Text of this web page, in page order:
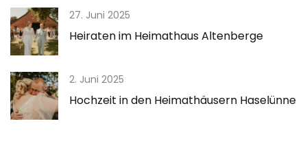
27. Juni 2025
Heiraten im Heimathaus Altenberge
2. Juni 2025
Hochzeit in den Heimathäusern Haselünne